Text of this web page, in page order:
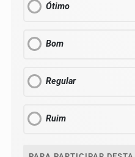
Ótimo
Bom
Regular
Ruim